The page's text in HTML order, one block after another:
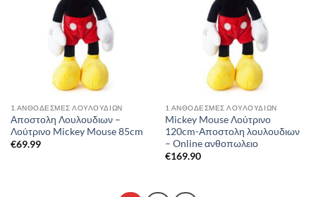
1.ΑΝΘΟΔΕΣΜΕΣ ΛΟΥΛΟΥΔΙΩΝ
Αποστολη Λουλουδιων –
Λούτρινο Mickey Mouse 85cm
€69.99
1.ΑΝΘΟΔΕΣΜΕΣ ΛΟΥΛΟΥΔΙΩΝ
Mickey Mouse Λούτρινο
120cm-Αποστολη λουλουδιων
– Online ανθοπωλειο
€169.90